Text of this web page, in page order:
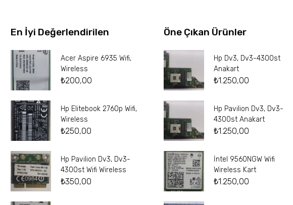
En İyi Değerlendirilen
Acer Aspire 6935 Wifi,
Wireless
₺200,00
Hp Elitebook 2760p Wifi,
Wireless
₺250,00
Hp Pavilion Dv3, Dv3-
4300st Wifi Wireless
₺350,00
Öne Çıkan Ürünler
Hp Dv3, Dv3-4300st
Anakart
₺1.250,00
Hp Pavilion Dv3, Dv3-
4300st Anakart
₺1.250,00
İntel 9560NGW Wifi
Wireless Kart
₺1.250,00